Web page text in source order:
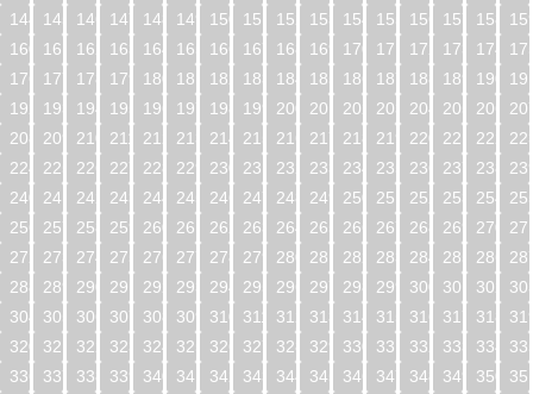
144
145 146 147 148 149 150 151 152 153 154 155 156 157 158
160
161 162 163 164 165 166 167 168 169 170 171 172 173 174
176
177 178 179 180 181 182 183 184 185 186 187 188 189 190
192
193 194 195 196 197 198 199 200 201 202 203 204 205 206
208
209 210 211 212 213 214 215 216 217 218 219 220 221 222
224
225 226 227 228 229 230 231 232 233 234 235 236 237 238
240
241 242 243 244 245 246 247 248 249 250 251 252 253 254
256
257 258 259 260 261 262 263 264 265 266 267 268 269 270
272
273 274 275 276 277 278 279 280 281 282 283 284 285 286
288
289 290 291 292 293 294 295 296 297 298 299 300 301 302
304
305 306 307 308 309 310 311 312 313 314 315 316 317 318
320
321 322 323 324 325 326 327 328 329 330 331 332 333 334
336
337 338 339 340 341 342 343 344 345 346 347 348 349 350